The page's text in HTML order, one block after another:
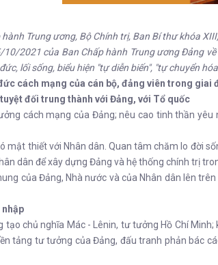
Trung ương, Bộ Chính trị, Ban Bí thư khóa XIII;
2021 của Ban Chấp hành Trung ương Đảng
lối sống, biểu hiện "tự diễn biến", "tự chuyển
cách mạng của cán bộ, đảng viên trong giai
đối trung thành với Đảng, với Tổ quốc
cách mạng của Đảng; nêu cao tinh thần
mật thiết với Nhân dân. Quan tâm chăm lo đời
dân để xây dựng Đảng và hệ thống chính trị
của Đảng, Nhà nước và của Nhân dân lên
tạo chủ nghĩa Mác - Lênin, tư tưởng Hồ Chí
tảng tư tưởng của Đảng, đấu tranh phản bác